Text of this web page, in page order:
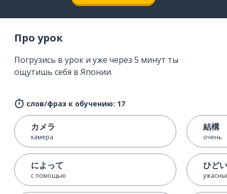
Про урок
Погрузись в урок и уже через 5 минут ты
ощутишь себя в Японии.
слов/фраз к обучению: 17
カメラ
камера
によって
с помощью
結構
очень
ひどい